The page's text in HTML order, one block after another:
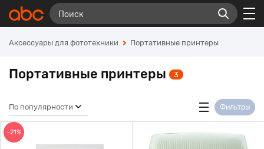
Аксессуары для фототехники Портативные принтеры
Портативные принтеры 3
По популярности Фильтры
-21%